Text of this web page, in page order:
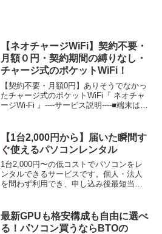
【ネオチャージWiFi】契約不要・
月額０円・契約期間の縛りなし・
チャージ式のポケットWiFi！
【契約不要・月額0円】ありそうでなかっ
たチャージ式のポケットWiFi『 ネオチャ
ージWi-Fi 』----サービス説明----■端末は買
必要なGBは・必要に応じて必要な分(GB)
を購入する仕組み・GBを使わない月は月
額0円
【1台2,000円から】届いた瞬間す
ぐ使えるパソコンレンタル
1台2,000円〜の低コストでパソコンをレ
ンタルできるサービスです。個人・法人
を問わず利用でき、申し込み後最短当日
代替機など、幅広い用途に活用できま
す。
最新GPUも格安構成も自由に選べ
る！パソコン買うならBTOの